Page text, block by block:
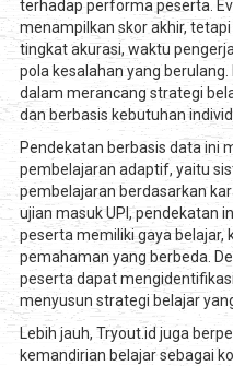
terhadap performa peserta.
menampilkan skor akhir,
tingkat akurasi, waktu
pola kesalahan yang
dalam merancang strategi
dan berbasis kebutuhan
Pendekatan berbasis data ini
pembelajaran adaptif, yaitu
pembelajaran berdasarkan
ujian masuk UPI, pendekatan
peserta memiliki gaya
pemahaman yang berbeda.
peserta dapat
menyusun strategi belajar
Lebih jauh, Tryout.id juga
kemandirian belajar sebagai